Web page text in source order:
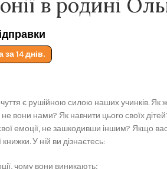
за 14 днів.
є рушійною силою наших учинків.
вони нами? Як навчити цього своїх
емоції, не зашкодивши іншим? Якщо
книжки. У ній ви дізнаєтесь:
чому вони виникають;